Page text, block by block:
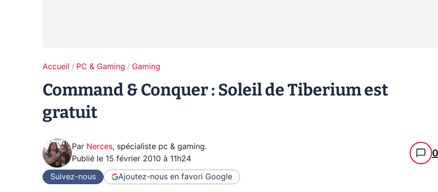
Accueil PC & Gaming Gaming
Command & Conquer : Soleil de Tiberium est
gratuit
Par Nerces, spécialiste pc & gaming.
Publié le 15 février 2010 à 11h24 0
Suivez-nous Ajoutez-nous en favori Google